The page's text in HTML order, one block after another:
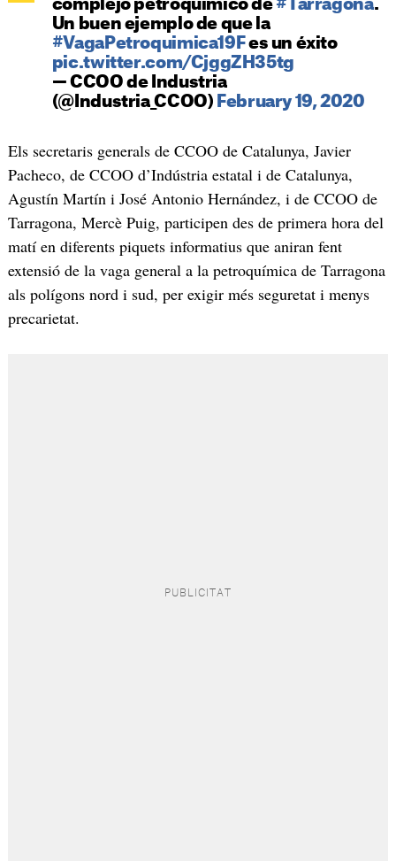
complejo petroquímico de #Tarragona.
Un buen ejemplo de que la
#VagaPetroquimica19Fes un éxito
pic.twitter.com/CjggZH35tg
— CCOO de Industria
(@Industria_CCOO) February 19, 2020
Els secretaris generals de CCOO de Catalunya, Javier
Pacheco, de CCOO d’Indústria estatal i de Catalunya,
Agustín Martín i José Antonio Hernández, i de CCOO de
Tarragona, Mercè Puig, participen des de primera hora del
matí en diferents piquets informatius que aniran fent
extensió de la vaga general a la petroquímica de Tarragona
als polígons nord i sud, per exigir més seguretat i menys
precarietat.